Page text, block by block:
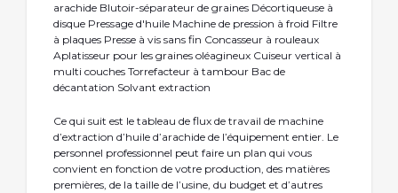
arachide Blutoir-séparateur de graines Décortiqueuse à
disque Pressage d'huile Machine de pression à froid Filtre
à plaques Presse à vis sans fin Concasseur à rouleaux
Aplatisseur pour les graines oléagineux Cuiseur vertical à
multi couches Torrefacteur à tambour Bac de
décantation Solvant extraction
Ce qui suit est le tableau de flux de travail de machine
d’extraction d’huile d’arachide de l’équipement entier. Le
personnel professionnel peut faire un plan qui vous
convient en fonction de votre production, des matières
premières, de la taille de l’usine, du budget et d’autres